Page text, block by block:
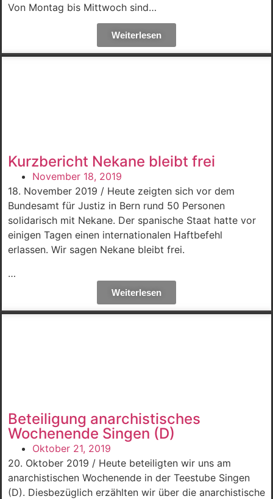
Von Montag bis Mittwoch sind…
Weiterlesen
Kurzbericht Nekane bleibt frei
November 18, 2019
18. November 2019 / Heute zeigten sich vor dem
Bundesamt für Justiz in Bern rund 50 Personen
solidarisch mit Nekane. Der spanische Staat hatte vor
einigen Tagen einen internationalen Haftbefehl
erlassen. Wir sagen Nekane bleibt frei.
…
Weiterlesen
Beteiligung anarchistisches
Wochenende Singen (D)
Oktober 21, 2019
20. Oktober 2019 / Heute beteiligten wir uns am
anarchistischen Wochenende in der Teestube Singen
(D). Diesbezüglich erzählten wir über die anarchistische